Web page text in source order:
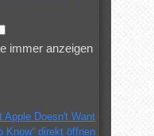
immer anzeigen
Apple Doesn't Want
Know“ direkt öffnen